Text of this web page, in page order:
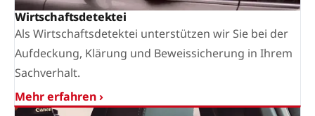
Wirtschaftsdetektei
Als Wirtschaftsdetektei unterstützen wir Sie bei der
Aufdeckung, Klärung und Beweissicherung in Ihrem
Sachverhalt.
Mehr erfahren ›